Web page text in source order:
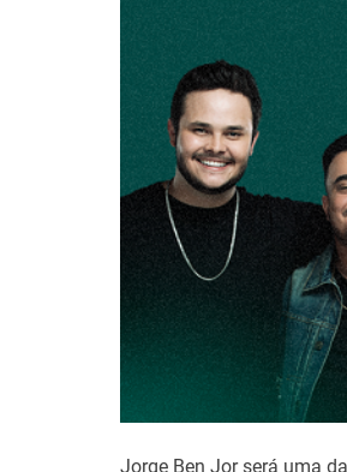
Jorge Ben Jor será uma